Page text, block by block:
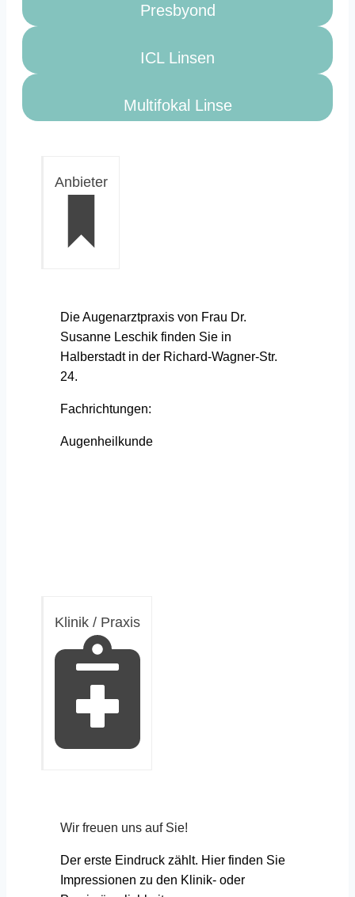
Presbyond
ICL Linsen
Multifokal Linse
Anbieter
Die Augenarztpraxis von Frau Dr.
Susanne Leschik finden Sie in
Halberstadt in der Richard-Wagner-Str.
24.
Fachrichtungen:
Augenheilkunde
Klinik / Praxis
Wir freuen uns auf Sie!
Der erste Eindruck zählt. Hier finden Sie
Impressionen zu den Klinik- oder